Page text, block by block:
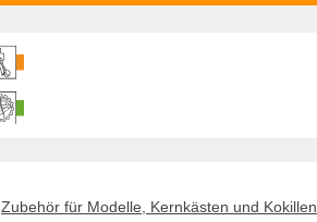
Zubehör für Modelle, Kernkästen und Kokillen